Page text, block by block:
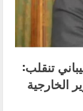
تنقلب:
الخارجية